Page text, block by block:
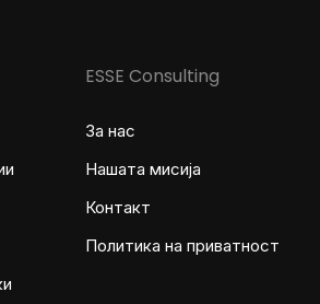
ESSE Consulting
За нас
Нашата мисија
Контакт
Политика на приватност